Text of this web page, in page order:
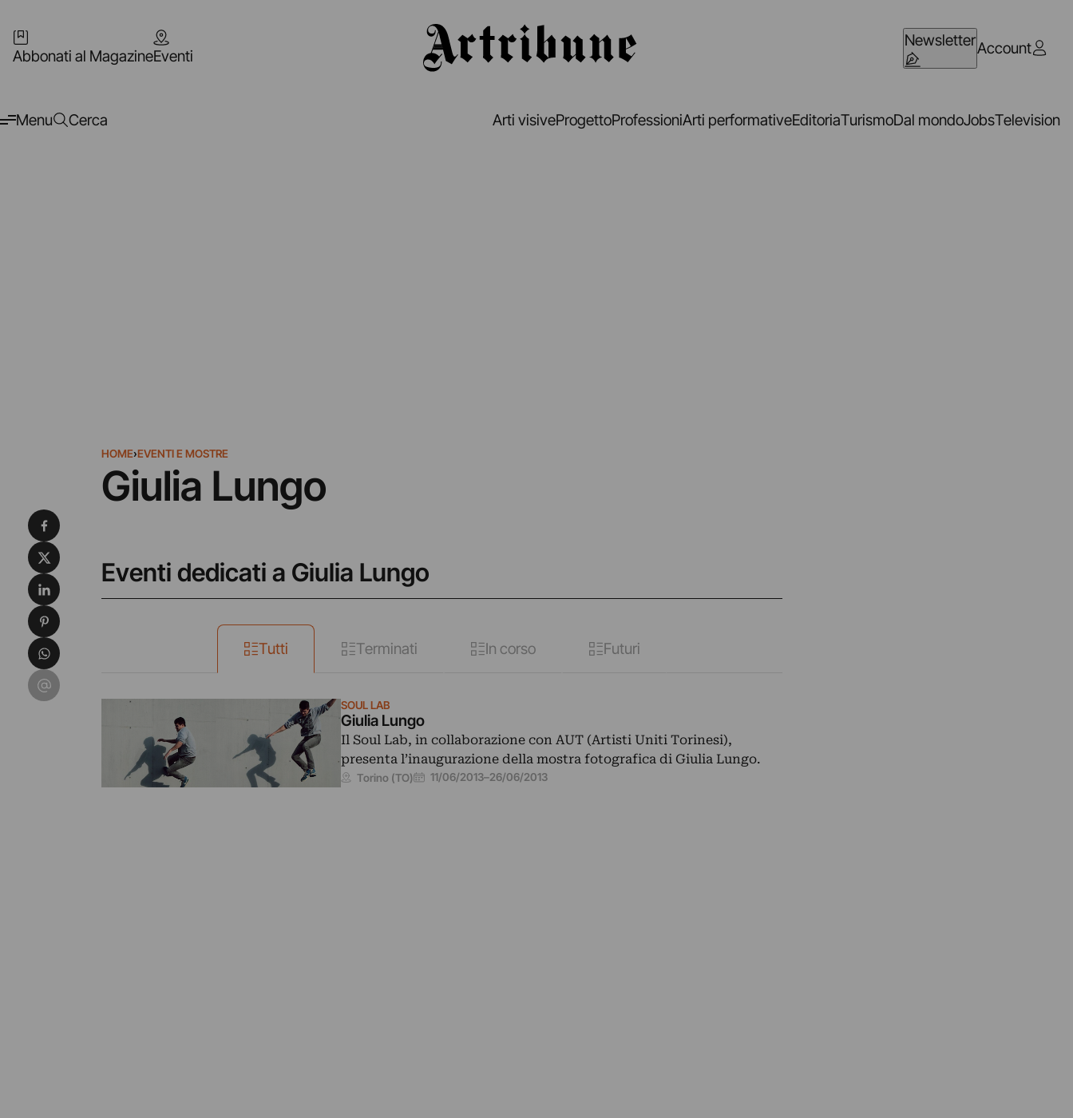
Abbonati al MagazineEventi
NewsletterAccount
Menu Cerca Arti visiveProgettoProfessioniArti performativeEditoriaTurismoDal mondoJobsTelevision
HOME›EVENTI E MOSTRE
Giulia Lungo
Eventi dedicati a Giulia Lungo
Tutti Terminati In corso Futuri
SOUL LAB
Giulia Lungo
Il Soul Lab, in collaborazione con AUT (Artisti Uniti Torinesi),
presenta l’inaugurazione della mostra fotografica di Giulia Lungo.
Torino (TO) 11/06/2013–26/06/2013
Condividi su Facebook
Condividi su X
Condividi su LinkedIn
Condividi su Pinterest
Condividi su WhatsApp
Condividi su Email